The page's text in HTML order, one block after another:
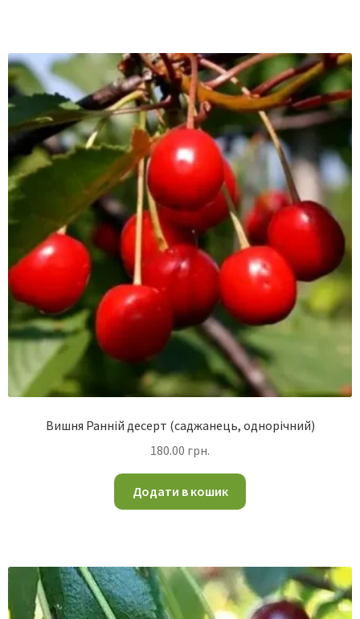
Вишня Ранній десерт (саджанець, однорічний)
180.00 грн.
Додати в кошик